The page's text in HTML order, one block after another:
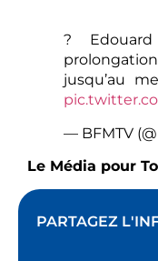
?
jusqu’au
— BFMTV
Le Média pour
PARTAGEZ